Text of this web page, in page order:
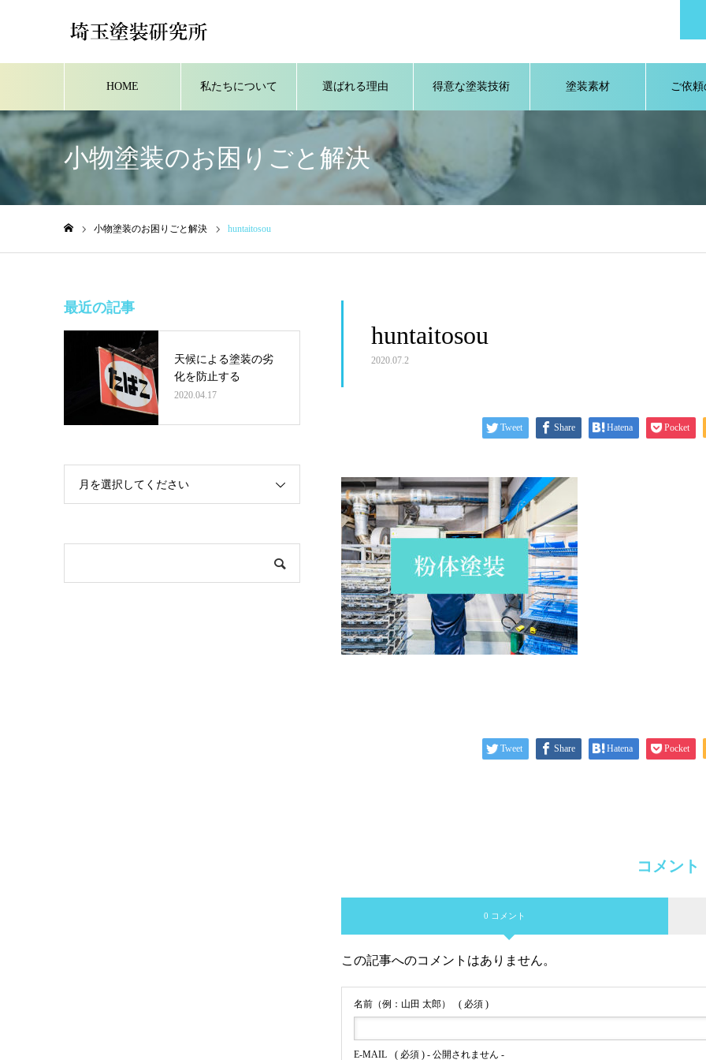
HOME 私たちについて 選ばれる理由 得意な塗装技術 塗装素材 ご依
小物塗装のお困りごと解決
小物塗装のお困りごと解決 huntaitosou
huntaitosou
2020.07.2
Tweet Share Hatena Pocket
Tweet Share Hatena Pocket
コメント
0 コメント
この記事へのコメントはありません。
名前（例：山田 太郎） ( 必須 )
E-MAIL ( 必須 ) - 公開されません -
最近の記事
天候による塗装の劣
化を防止する
2020.04.17
月を選択してください